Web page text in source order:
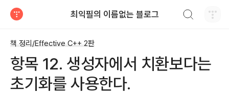
최익필의 이름없는 블로그
책 정리/Effective C++ 2판
항목 12. 생성자에서 치환보다는
초기화를 사용한다.